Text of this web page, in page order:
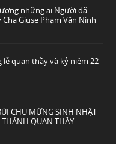
những ai Người đã
Giuse Phạm Văn Ninh
lễ quan thầy và kỷ niệm 22
CHU MỪNG SINH NHẬT
QUAN THẦY